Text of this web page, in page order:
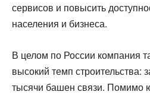
сервисов и повысить
населения и бизнеса.
В целом по России компания
высокий темп строительства:
тысячи башен связи. Помимо